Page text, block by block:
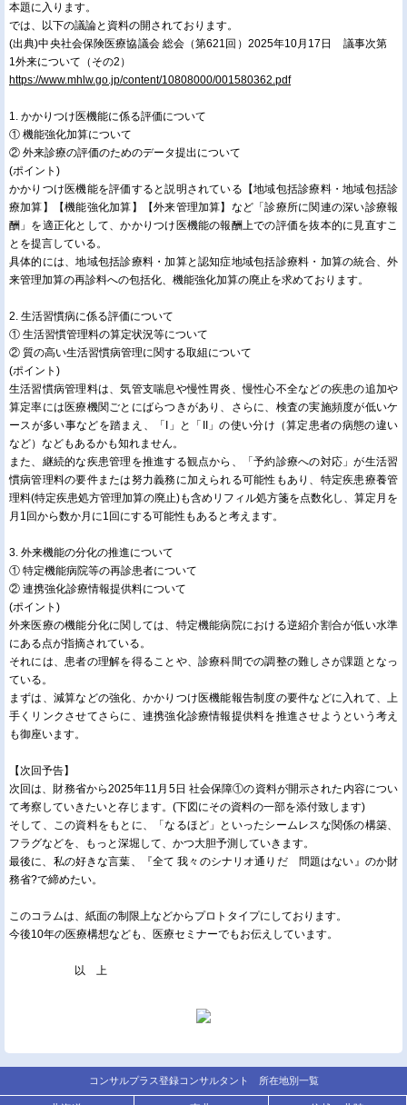
本題に入ります。
では、以下の議論と資料の開されております。
(出典)中央社会保険医療協議会 総会（第621回）2025年10月17日 議事次第
1外来について（その2）
https://www.mhlw.go.jp/content/10808000/001580362.pdf
1. かかりつけ医機能に係る評価について
① 機能強化加算について
② 外来診療の評価のためのデータ提出について
(ポイント)
かかりつけ医機能を評価すると説明されている【地域包括診療料・地域包括診
療加算】【機能強化加算】【外来管理加算】など「診療所に関連の深い診療報
酬」を適正化として、かかりつけ医機能の報酬上での評価を抜本的に見直すこ
とを提言している。
具体的には、地域包括診療料・加算と認知症地域包括診療料・加算の統合、外
来管理加算の再診料への包括化、機能強化加算の廃止を求めております。
2. 生活習慣病に係る評価について
① 生活習慣管理料の算定状況等について
② 質の高い生活習慣病管理に関する取組について
(ポイント)
生活習慣病管理料は、気管支喘息や慢性胃炎、慢性心不全などの疾患の追加や
算定率には医療機関ごとにばらつきがあり、さらに、検査の実施頻度が低いケ
ースが多い事などを踏まえ、「I」と「II」の使い分け（算定患者の病態の違い
など）などもあるかも知れません。
また、継続的な疾患管理を推進する観点から、「予約診療への対応」が生活習
慣病管理料の要件または努力義務に加えられる可能性もあり、特定疾患療養管
理料(特定疾患処方管理加算の廃止)も含めリフィル処方箋を点数化し、算定月を
月1回から数か月に1回にする可能性もあると考えます。
3. 外来機能の分化の推進について
① 特定機能病院等の再診患者について
② 連携強化診療情報提供料について
(ポイント)
外来医療の機能分化に関しては、特定機能病院における逆紹介割合が低い水準
にある点が指摘されている。
それには、患者の理解を得ることや、診療科間での調整の難しさが課題となっ
ている。
まずは、減算などの強化、かかりつけ医機能報告制度の要件などに入れて、上
手くリンクさせてさらに、連携強化診療情報提供料を推進させようという考え
も御座います。
【次回予告】
次回は、財務省から2025年11月5日 社会保障①の資料が開示された内容につい
て考察していきたいと存じます。(下図にその資料の一部を添付致します)
そして、この資料をもとに、「なるほど」といったシームレスな関係の構築、
フラグなどを、もっと深堀して、かつ大胆予測していきます。
最後に、私の好きな言葉、『全て 我々のシナリオ通りだ 問題はない』のか財
務省?で締めたい。
このコラムは、紙面の制限上などからプロトタイプにしております。
今後10年の医療構想なども、医療セミナーでもお伝えしています。
以 上
コンサルプラス登録コンサルタント 所在地別一覧